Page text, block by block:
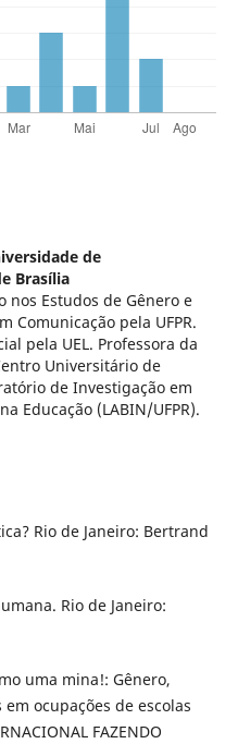
de
Brasília
nos Estudos de Gênero e
Comunicação pela UFPR.
pela UEL. Professora da
Universitário de
de Investigação em
Educação (LABIN/UFPR).
Rio de Janeiro: Bertrand
Rio de Janeiro:
uma mina!: Gênero,
ocupações de escolas
FAZENDO